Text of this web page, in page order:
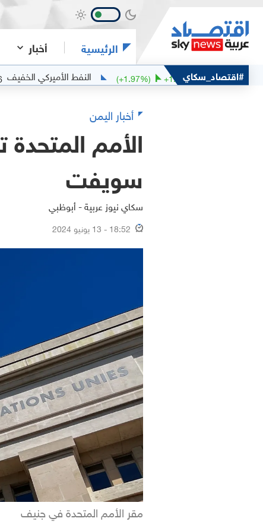
الرئيسية أخبار
#اقتصاد_سكاي
81.1
+1.57
( 1.97%) النفط الأميركي الخفيف 77.76
أخبار اليمن
الأمم
سويفت
سكاي نيوز عربية - أبوظبي
18:52 - 13 يونيو 2024
مقر الأمم المتحدة في جنيف